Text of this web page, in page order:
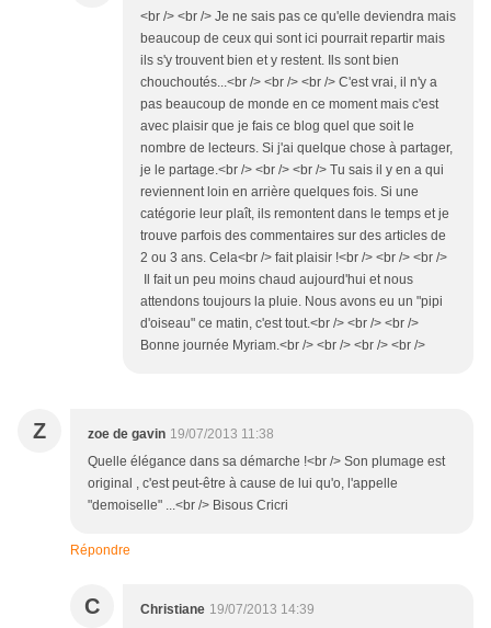
<br /> <br /> Je ne sais pas ce qu'elle deviendra mais
beaucoup de ceux qui sont ici pourrait repartir mais
ils s'y trouvent bien et y restent. Ils sont bien
chouchoutés...<br /> <br /> <br /> C'est vrai, il n'y a
pas beaucoup de monde en ce moment mais c'est
avec plaisir que je fais ce blog quel que soit le
nombre de lecteurs. Si j'ai quelque chose à partager,
je le partage.<br /> <br /> <br /> Tu sais il y en a qui
reviennent loin en arrière quelques fois. Si une
catégorie leur plaît, ils remontent dans le temps et je
trouve parfois des commentaires sur des articles de
2 ou 3 ans. Cela<br /> fait plaisir !<br /> <br /> <br />
Il fait un peu moins chaud aujourd'hui et nous
attendons toujours la pluie. Nous avons eu un "pipi
d'oiseau" ce matin, c'est tout.<br /> <br /> <br />
Bonne journée Myriam.<br /> <br /> <br /> <br />
Z zoe de gavin 19/07/2013 11:38
Quelle élégance dans sa démarche !<br /> Son plumage est
original , c'est peut-être à cause de lui qu'o, l'appelle
"demoiselle" ...<br /> Bisous Cricri
Répondre
C Christiane 19/07/2013 14:39